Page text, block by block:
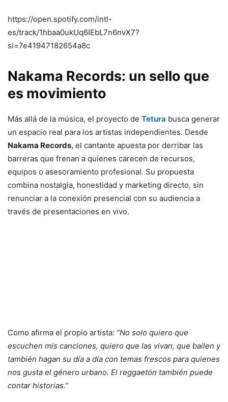
https://open.spotify.com/intl-
es/track/1hbaa0ukUq6IEbL7n6nvX7?
si=7e41947182654a8c
Nakama Records: un sello que
es movimiento
Más allá de la música, el proyecto de Tetura busca generar
un espacio real para los artistas independientes. Desde
Nakama Records, el cantante apuesta por derribar las
barreras que frenan a quienes carecen de recursos,
equipos o asesoramiento profesional. Su propuesta
combina nostalgia, honestidad y marketing directo, sin
renunciar a la conexión presencial con su audiencia a
través de presentaciones en vivo.
Como afirma el propio artista: “No solo quiero que
escuchen mis canciones, quiero que las vivan, que bailen y
también hagan su día a día con temas frescos para quienes
nos gusta el género urbano. El reggaetón también puede
contar historias.”